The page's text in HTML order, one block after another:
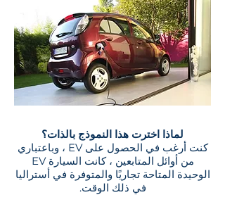
لماذا اخترت هذا النموذج بالذات؟
كنت أرغب في الحصول على EV ، وباعتباري
من أوائل المتابعين ، كانت السيارة EV
الوحيدة المتاحة تجاريًا والمتوفرة في أستراليا
في ذلك الوقت.